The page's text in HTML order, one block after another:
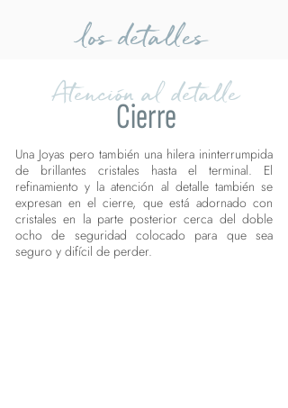
los detalles
Atención al detalle
Cierre
Una Joyas pero también una hilera ininterrumpida
de brillantes cristales hasta el terminal. El
refinamiento y la atención al detalle también se
expresan en el cierre, que está adornado con
cristales en la parte posterior cerca del doble
ocho de seguridad colocado para que sea
seguro y difícil de perder.